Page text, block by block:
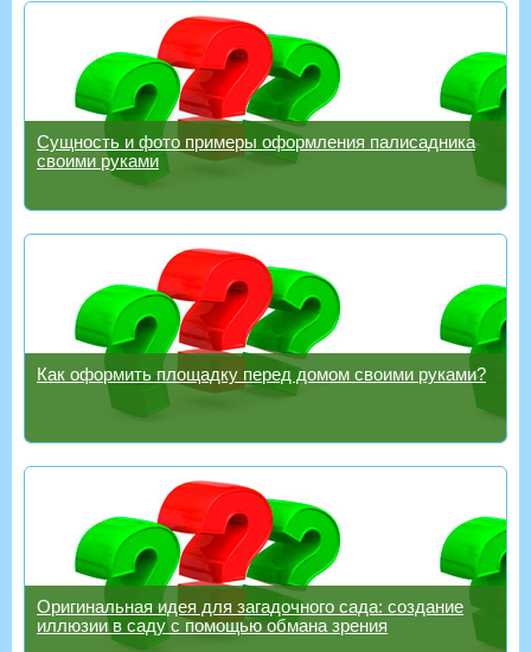
Сущность и фото примеры оформления палисадника
своими руками
Как оформить площадку перед домом своими руками?
Оригинальная идея для загадочного сада: создание
иллюзии в саду с помощью обмана зрения